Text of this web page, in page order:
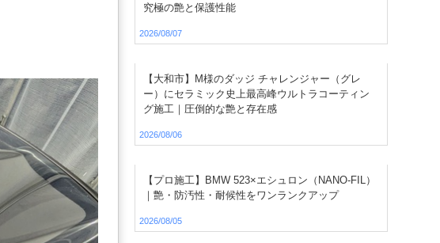
究極の艶と保護性能
2026/08/07
【大和市】M様のダッジ チャレンジャー（グレ
ー）にセラミック史上最高峰ウルトラコーティン
グ施工｜圧倒的な艶と存在感
2026/08/06
【プロ施工】BMW 523×エシュロン（NANO-FIL）
｜艶・防汚性・耐候性をワンランクアップ
2026/08/05